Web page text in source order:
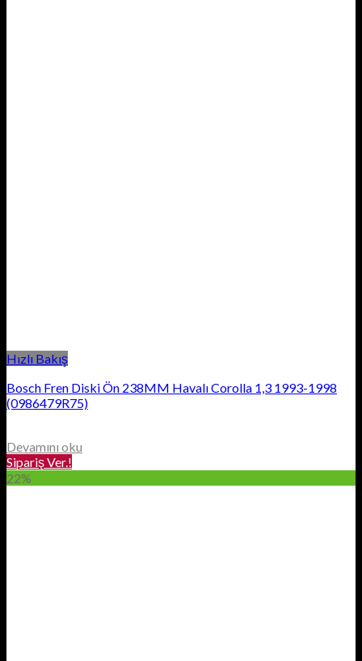
Hızlı Bakış
Bosch Fren Diski Ön 238MM Havalı Corolla 1,3 1993-1998
(0986479R75)
Devamını oku
Sipariş Ver.!
22%